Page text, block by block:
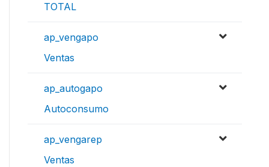
TOTAL
ap_vengapo
Ventas
ap_autogapo
Autoconsumo
ap_vengarep
Ventas